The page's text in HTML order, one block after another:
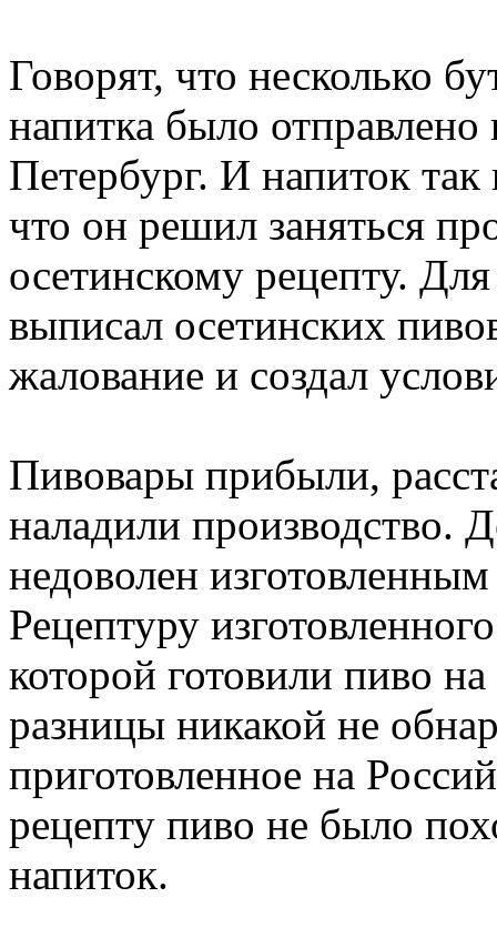
Говорят, что несколько
напитка было
Петербург. И напиток
что он решил заняться
осетинскому рецепту.
выписал осетинских
жалование и создал
Пивовары прибыли,
наладили производство.
недоволен
Рецептуру
которой готовили пиво
разницы никакой не
приготовленное на
рецепту пиво не было
напиток.